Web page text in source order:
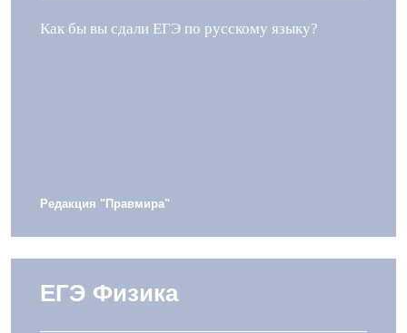
Как бы вы сдали ЕГЭ по русскому языку?
Редакция "Правмира"
ЕГЭ Физика